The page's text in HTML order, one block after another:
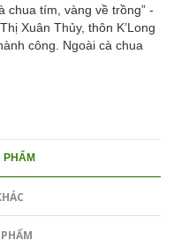
chua tím, vàng về trồng” -
Xuân Thủy, thôn K’Long
công. Ngoài cà chua
PHẨM